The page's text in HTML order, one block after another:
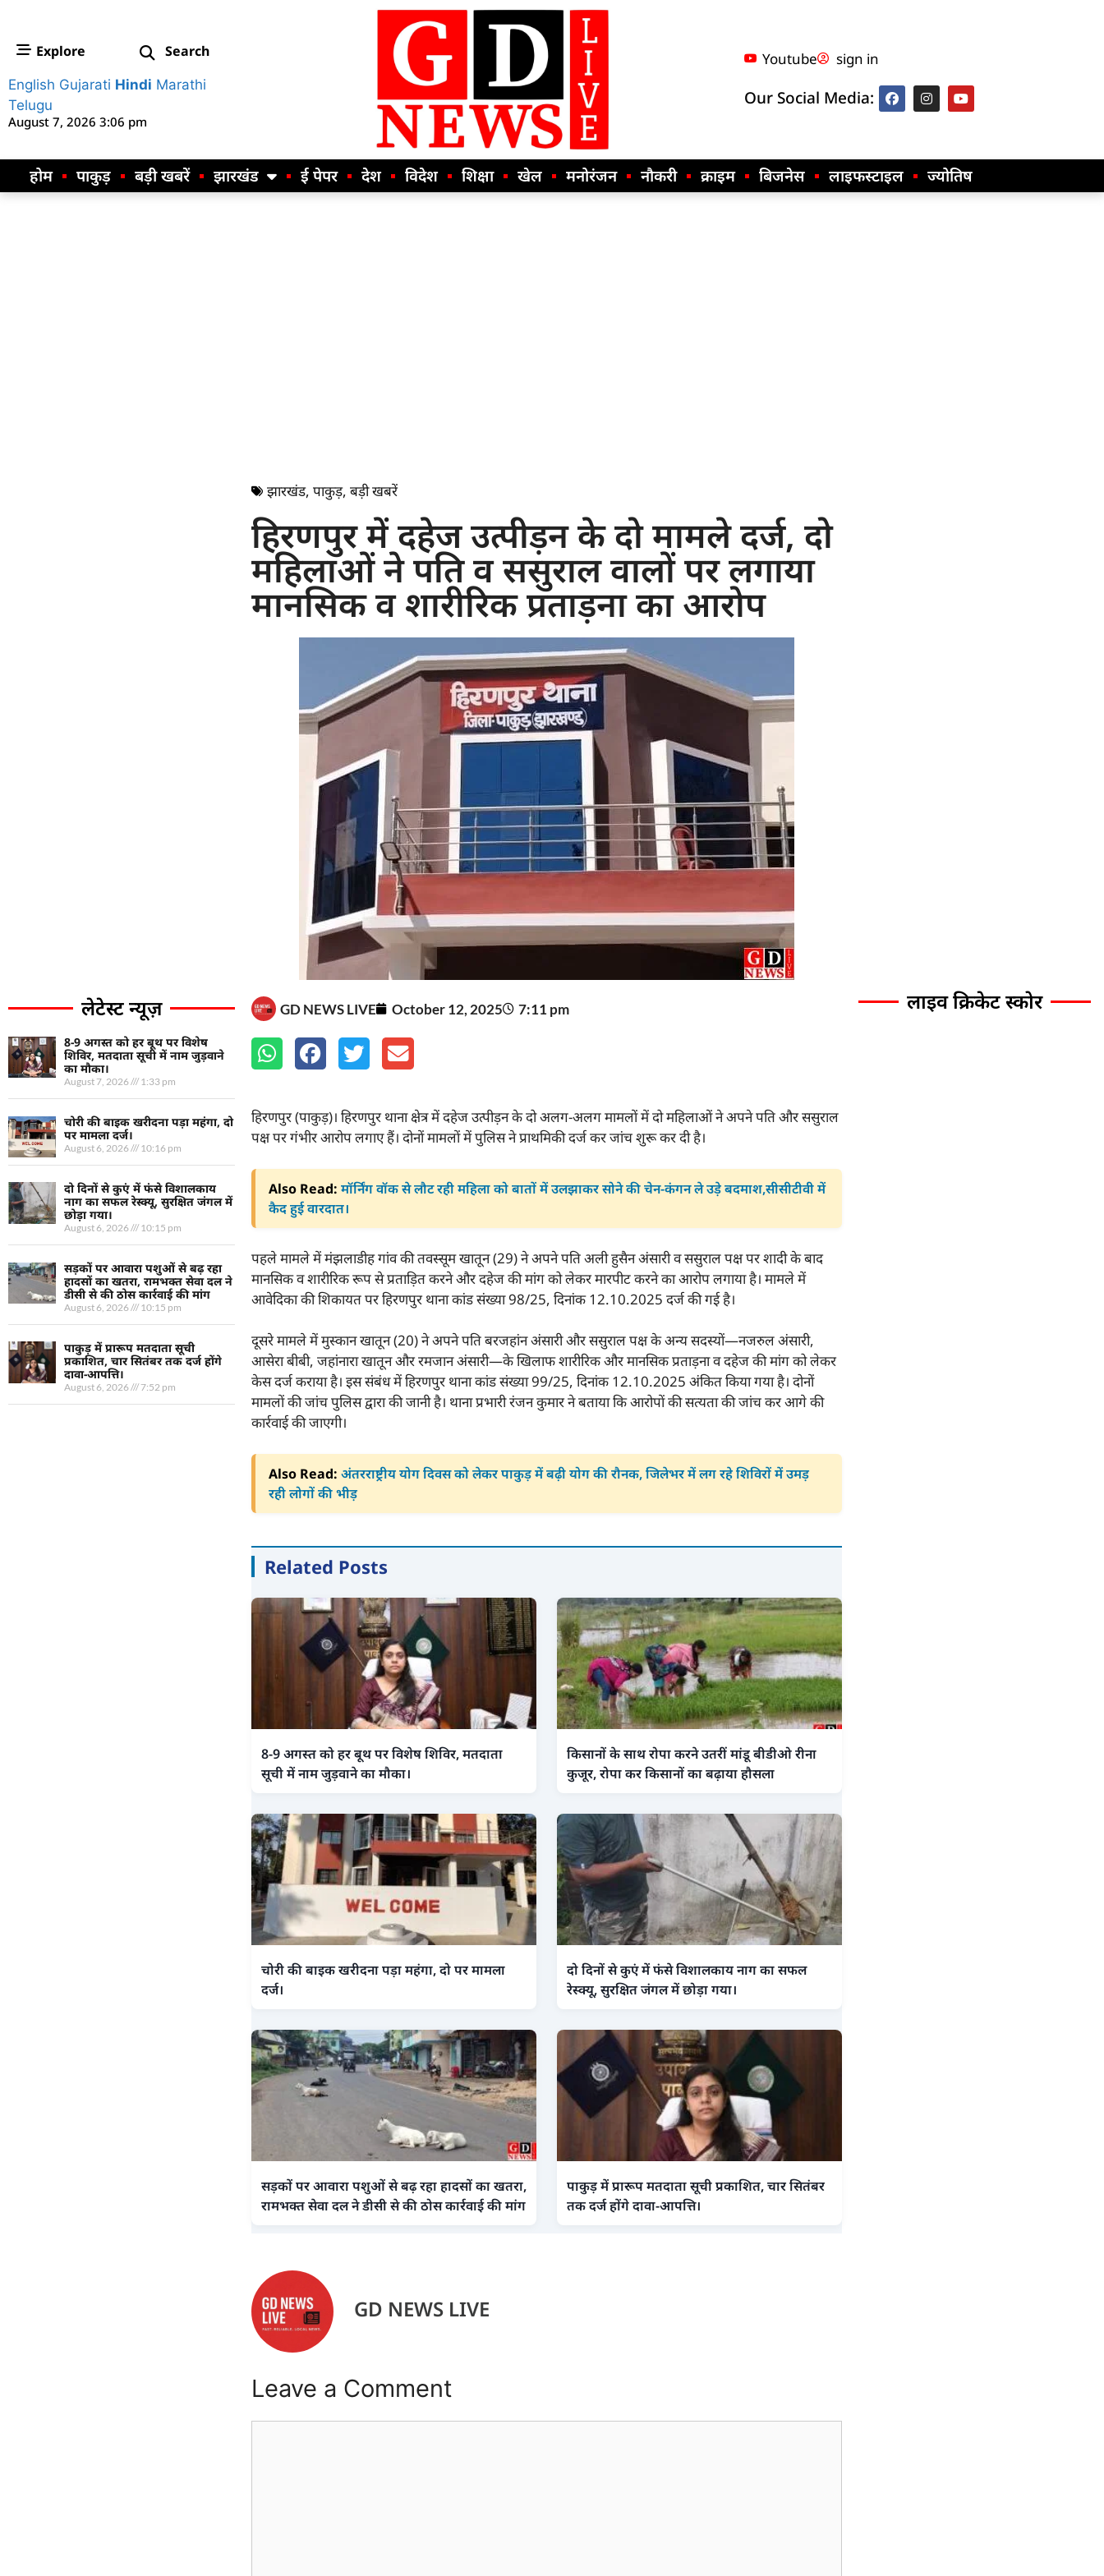
Explore Search
English Gujarati Hindi Marathi
Telugu
August 7, 2026 3:06 pm
Youtube sign in
Our Social Media:
होम पाकुड़ बड़ी खबरें झारखंड ई पेपर देश विदेश शिक्षा खेल मनोरंजन नौकरी क्राइम बिजनेस लाइफस्टाइल ज्योतिष
लेटेस्ट न्यूज़
8-9 अगस्त को हर बूथ पर विशेष
शिविर, मतदाता सूची में नाम जुड़वाने
का मौका।
August 7, 2026 1:33 pm
चोरी की बाइक खरीदना पड़ा महंगा, दो
पर मामला दर्ज।
August 6, 2026 10:16 pm
दो दिनों से कुएं में फंसे विशालकाय
नाग का सफल रेस्क्यू, सुरक्षित जंगल में
छोड़ा गया।
August 6, 2026 10:15 pm
सड़कों पर आवारा पशुओं से बढ़ रहा
हादसों का खतरा, रामभक्त सेवा दल ने
डीसी से की ठोस कार्रवाई की मांग
August 6, 2026 10:15 pm
पाकुड़ में प्रारूप मतदाता सूची
प्रकाशित, चार सितंबर तक दर्ज होंगे
दावा-आपत्ति।
August 6, 2026 7:52 pm
झारखंड, पाकुड़, बड़ी खबरें
हिरणपुर में दहेज उत्पीड़न के दो मामले दर्ज, दो
महिलाओं ने पति व ससुराल वालों पर लगाया
मानसिक व शारीरिक प्रताड़ना का आरोप
GD NEWS LIVE October 12, 2025 7:11 pm
हिरणपुर (पाकुड़)। हिरणपुर थाना क्षेत्र में दहेज उत्पीड़न के दो अलग-अलग मामलों में दो महिलाओं ने अपने पति और ससुराल
पक्ष पर गंभीर आरोप लगाए हैं। दोनों मामलों में पुलिस ने प्राथमिकी दर्ज कर जांच शुरू कर दी है।
Also Read: मॉर्निंग वॉक से लौट रही महिला को बातों में उलझाकर सोने की चेन-कंगन ले उड़े बदमाश,सीसीटीवी में
कैद हुई वारदात।
पहले मामले में मंझलाडीह गांव की तवस्सूम खातून (29) ने अपने पति अली हुसैन अंसारी व ससुराल पक्ष पर शादी के बाद
मानसिक व शारीरिक रूप से प्रताड़ित करने और दहेज की मांग को लेकर मारपीट करने का आरोप लगाया है। मामले में
आवेदिका की शिकायत पर हिरणपुर थाना कांड संख्या 98/25, दिनांक 12.10.2025 दर्ज की गई है।
दूसरे मामले में मुस्कान खातून (20) ने अपने पति बरजहांन अंसारी और ससुराल पक्ष के अन्य सदस्यों—नजरुल अंसारी,
आसेरा बीबी, जहांनारा खातून और रमजान अंसारी—के खिलाफ शारीरिक और मानसिक प्रताड़ना व दहेज की मांग को लेकर
केस दर्ज कराया है। इस संबंध में हिरणपुर थाना कांड संख्या 99/25, दिनांक 12.10.2025 अंकित किया गया है। दोनों
मामलों की जांच पुलिस द्वारा की जानी है। थाना प्रभारी रंजन कुमार ने बताया कि आरोपों की सत्यता की जांच कर आगे की
कार्रवाई की जाएगी।
Also Read: अंतरराष्ट्रीय योग दिवस को लेकर पाकुड़ में बढ़ी योग की रौनक, जिलेभर में लग रहे शिविरों में उमड़
रही लोगों की भीड़
Related Posts
8-9 अगस्त को हर बूथ पर विशेष शिविर, मतदाता
सूची में नाम जुड़वाने का मौका।
किसानों के साथ रोपा करने उतरीं मांडू बीडीओ रीना
कुजूर, रोपा कर किसानों का बढ़ाया हौसला
चोरी की बाइक खरीदना पड़ा महंगा, दो पर मामला
दर्ज।
दो दिनों से कुएं में फंसे विशालकाय नाग का सफल
रेस्क्यू, सुरक्षित जंगल में छोड़ा गया।
सड़कों पर आवारा पशुओं से बढ़ रहा हादसों का खतरा,
रामभक्त सेवा दल ने डीसी से की ठोस कार्रवाई की मांग
पाकुड़ में प्रारूप मतदाता सूची प्रकाशित, चार सितंबर
तक दर्ज होंगे दावा-आपत्ति।
GD NEWS LIVE
Leave a Comment
लाइव क्रिकेट स्कोर